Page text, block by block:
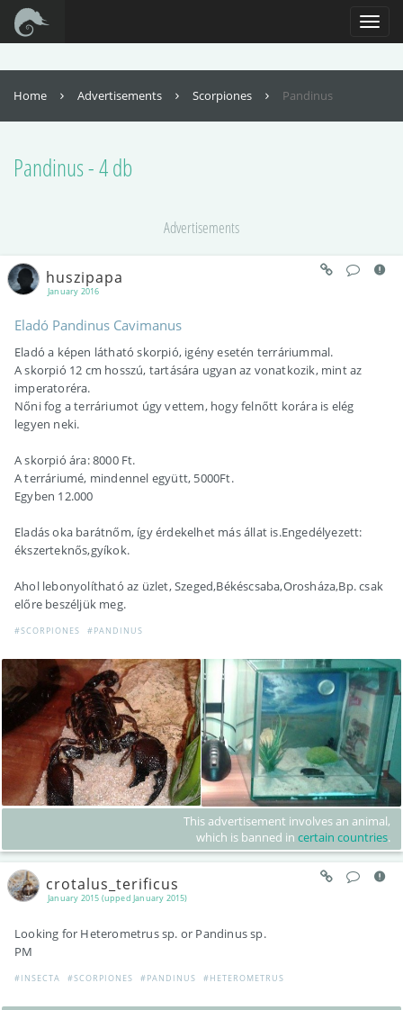
For full functionality of this site it is necessary to enable JavaScript. Here are
theinstructions how to enable JavaScript in your web browser
Toggle
Home Advertisements Scorpiones Pandinus
Pandinus - 4 db
Advertisements
January 2016
huszipapa
Eladó Pandinus Cavimanus
Eladó a képen látható skorpió, igény esetén terráriummal.
A skorpió 12 cm hosszú, tartására ugyan az vonatkozik, mint az
imperatoréra.
Nőni fog a terráriumot úgy vettem, hogy felnőtt korára is elég
legyen neki.
A skorpió ára: 8000 Ft.
A terráriumé, mindennel együtt, 5000Ft.
Egyben 12.000
Eladás oka barátnőm, így érdekelhet más állat is.Engedélyezett:
ékszerteknős,gyíkok.
Ahol lebonyolítható az üzlet, Szeged,Békéscsaba,Orosháza,Bp. csak
előre beszéljük meg.
#SCORPIONES #PANDINUS
This advertisement involves an animal,
which is banned in certain countries.
January 2015 (upped January 2015)
crotalus_terificus
Looking for Heterometrus sp. or Pandinus sp.
PM
#INSECTA #SCORPIONES #PANDINUS #HETEROMETRUS